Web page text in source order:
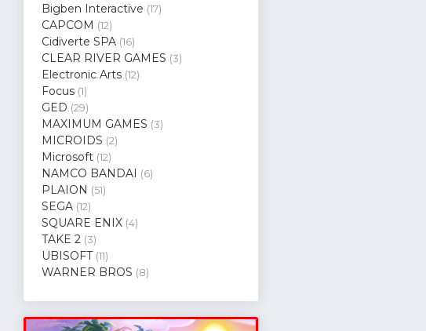
Bigben Interactive (17)
CAPCOM (12)
Cidiverte SPA (16)
CLEAR RIVER GAMES (3)
Electronic Arts (12)
Focus (1)
GED (29)
MAXIMUM GAMES (3)
MICROIDS (2)
Microsoft (12)
NAMCO BANDAI (6)
PLAION (51)
SEGA (12)
SQUARE ENIX (4)
TAKE 2 (3)
UBISOFT (11)
WARNER BROS (8)